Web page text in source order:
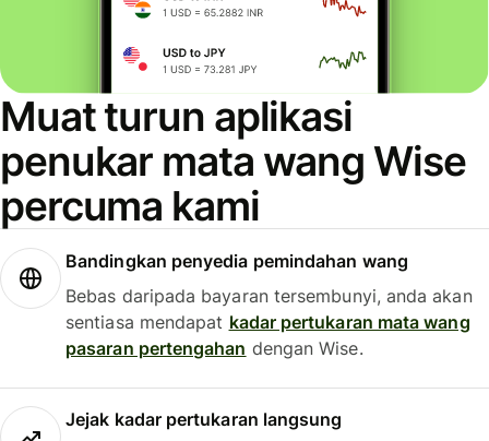
Muat turun aplikasi
penukar mata wang Wise
percuma kami
Bandingkan penyedia pemindahan wang
Bebas daripada bayaran tersembunyi, anda akan
sentiasa mendapat kadar pertukaran mata wang
pasaran pertengahan dengan Wise.
Jejak kadar pertukaran langsung